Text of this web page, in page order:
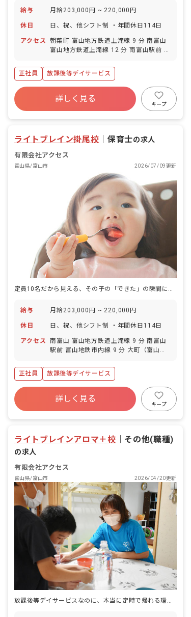
給与 月給203,000円 ~ 220,000円
休日 日、祝、他シフト制 ・年間休日114日
アクセス
朝菜町 富山地方鉄道上滝線 9 分 南富山
富山地方鉄道上滝線 12 分 南富山駅前 富
鉄市内線 16 分 上堀 富山地方鉄道上滝線
18 分
正社員 放課後等デイサービス
詳しく見る
キープ
ライトブレイン掛尾校 ｜保育士の求人
有限会社アクセス
富山県/富山市 2026/07/09更新
給与 月給203,000円 ~ 220,000円
休日 日、祝、他シフト制 ・年間休日114日
アクセス
南富山 富山地方鉄道上滝線 9 分 南富山
駅前 富山地鉄市内線 9 分 大町（富山）
道上滝線 13 分 堀川小泉 富山地鉄市内線
14 分
正社員 放課後等デイサービス
詳しく見る
キープ
ライトブレインアロマ＋校 その他(職種)
の求人
有限会社アクセス
富山県/富山市 2026/04/20更新
放課後等デイサービスなのに、本当に定時で帰れる環境。